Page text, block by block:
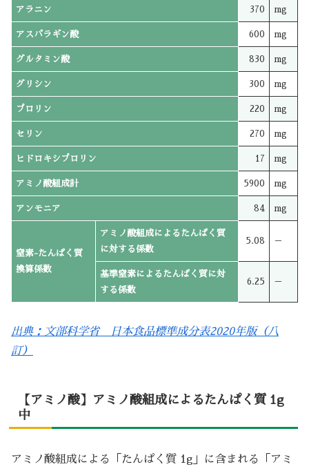
アラニン 370 mg
アスパラギン酸 600 mg
グルタミン酸 830 mg
グリシン 300 mg
プロリン 220 mg
セリン 270 mg
ヒドロキシプロリン 17 mg
アミノ酸組成計 5900 mg
アンモニア 84 mg
窒素-たんぱく質
換算係数
アミノ酸組成によるたんぱく質
に対する係数
5.08 －
基準窒素によるたんぱく質に対
する係数
6.25 －
出典：文部科学省 日本食品標準成分表2020年版（八
訂）
【アミノ酸】アミノ酸組成によるたんぱく質 1g
中
アミノ酸組成による「たんぱく質 1g」に含まれる「アミ